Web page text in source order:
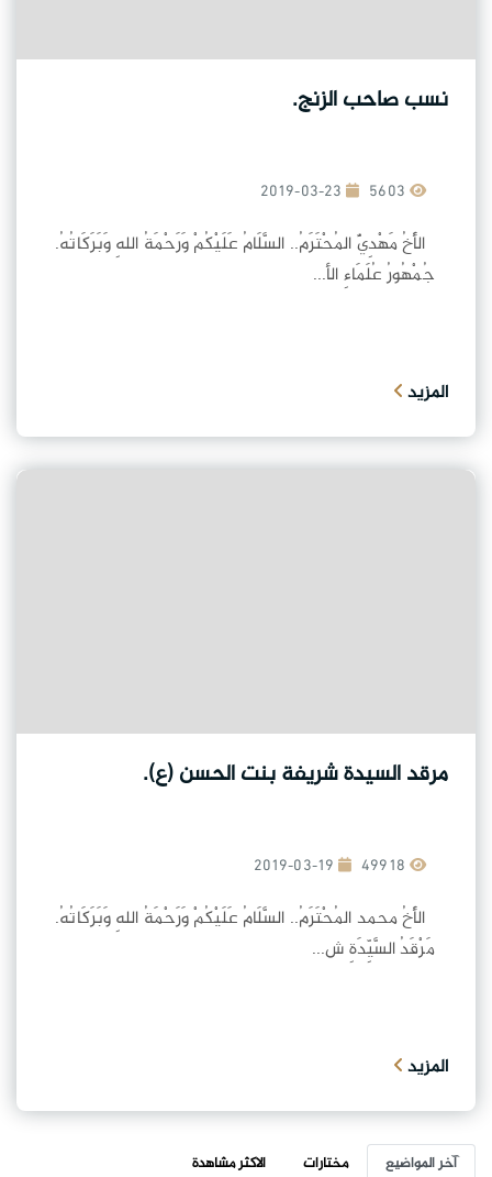
نسب صاحب الزنج.
2019-03-23
الأَخُ مَهْدِيٌّ المُحْتَرَمُ.. السَّلَامُ عَلَيْكُمْ وَرَحْمَةُ اللهِ وَبَرَكَاتُهُ.
جُمْهُورُ عُلَمَاءِ الأ...
المزيد
مرقد السيدة شريفة بنت الحسن (ع).
2019-03-19
الأَخُ محمد المُحْتَرَمُ.. السَّلَامُ عَلَيْكُمْ وَرَحْمَةُ اللهِ وَبَرَكَاتُهُ.
مَرْقَدُ السَّيِّدَةِ ش...
المزيد
آخر المواضيع مختارات
الاكثر مشاهدة